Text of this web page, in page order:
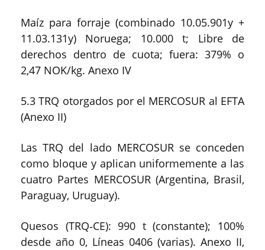
Maíz para forraje (combinado 10.05.901y +
11.03.131y) Noruega; 10.000 t; Libre de
derechos dentro de cuota; fuera: 379% o
2,47 NOK/kg. Anexo IV
5.3 TRQ otorgados por el MERCOSUR al EFTA
(Anexo II)
Las TRQ del lado MERCOSUR se conceden
como bloque y aplican uniformemente a las
cuatro Partes MERCOSUR (Argentina, Brasil,
Paraguay, Uruguay).
Quesos (TRQ‑CE): 990 t (constante); 100%
desde año 0, Líneas 0406 (varias). Anexo II,